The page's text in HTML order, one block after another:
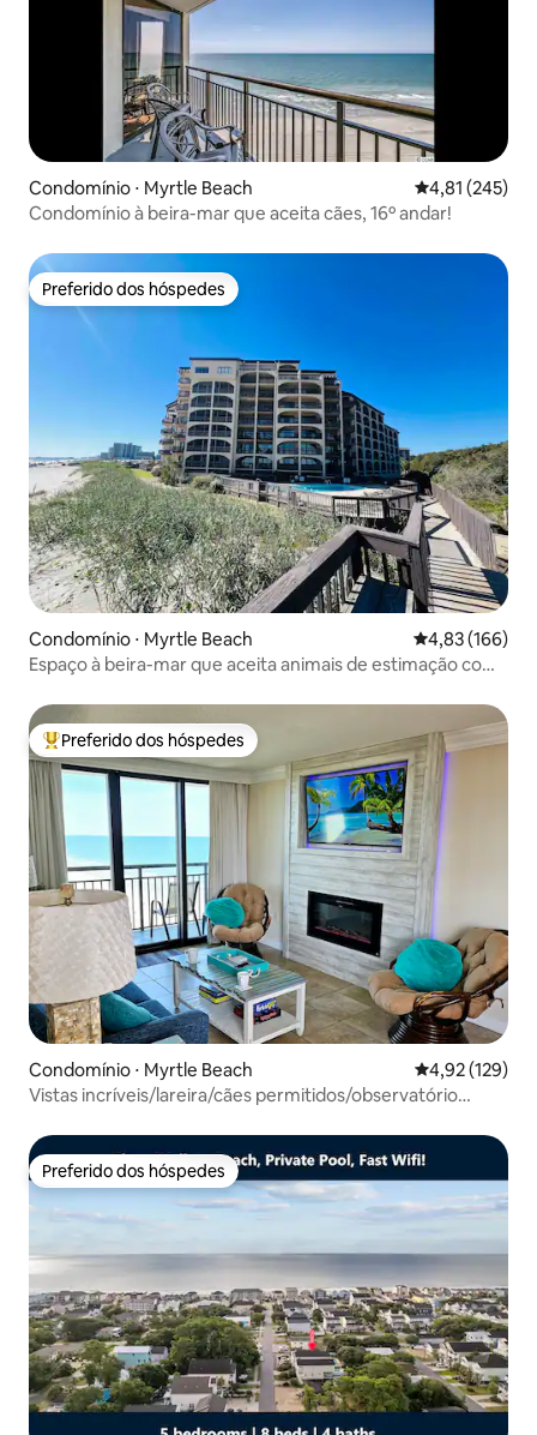
Condomínio ⋅ Myrtle Beach 4,81 de uma
4,81 (245)
Condomínio à beira-mar que aceita cães, 16º andar!
Preferido dos hóspedes
Preferido dos hóspedes
Condomínio ⋅ Myrtle Beach 4,83 de uma
4,83 (166)
Espaço à beira-mar que aceita animais de estimação com
Entre os melhores preferidos dos hóspedes
Preferido dos hóspedes
Condomínio ⋅ Myrtle Beach 4,92 de uma
4,92 (129)
Vistas incríveis/lareira/cães permitidos/observatório
Preferido dos hóspedes
Preferido dos hóspedes